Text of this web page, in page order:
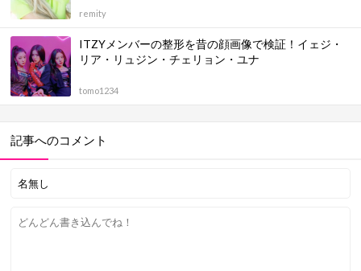
remity
ITZYメンバーの整形を昔の顔画像で検証！イェジ・
リア・リュジン・チェリョン・ユナ
tomo1234
記事へのコメント